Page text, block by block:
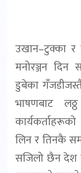
उखान–टुक्का
मनोरञ्जन दिन
डुबेका
भाषणबाट
लिन र तिनकै
सजिलो छैन देश